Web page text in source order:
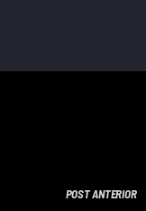
POST ANTERIOR